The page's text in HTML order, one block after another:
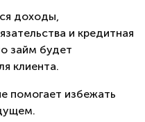
доходы,
и кредитная
займ будет
клиента.
помогает избежать